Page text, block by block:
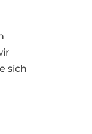
sich